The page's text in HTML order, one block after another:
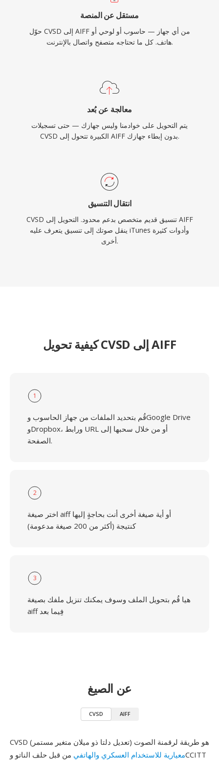
مستقل عن المنصة
حوّل CVSD إلى AIFF من أي جهاز — حاسوب أو لوحي أو
هاتف. كل ما تحتاجه متصفح واتصال بالإنترنت.
معالجة عن بُعد
يتم التحويل على خوادمنا وليس جهازك — حتى تسجيلات
CVSD الكبيرة تتحول إلى AIFF بدون إبطاء جهازك.
انتقال التنسيق
CVSD تنسيق قديم متخصص بدعم محدود. التحويل إلى AIFF
ينقل صوتك إلى تنسيق يتعرف عليه iTunes وأدوات كثيرة
أخرى.
كيفية تحويل CVSD إلى AIFF
1
قُم بتحديد الملفات من جهاز الحاسوب وGoogle Drive
وDropbox، ورابط URL أو من خلال سحبها إلى
الصفحة.
2
اختر صيغة aiff أو أية صيغة أخرى أنت بحاجةٍ إليها
كنتيجة (أكثر من 200 صيغة مدعومة)
3
هيا قُم بتحويل الملف وسوف يمكنك تنزيل ملفك بصيغة
aiff فِيما بعد
عن الصيغ
CVSD AIFF
CVSD (تعديل دلتا ذو ميلان متغير مستمر) هو طريقة لرقمنة الصوت
معيارية للاستخدام العسكري والهاتفي من قبل حلف الناتو وCCITT